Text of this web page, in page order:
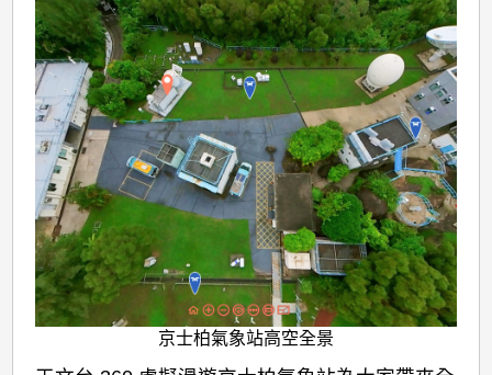
京士柏氣象站高空全景